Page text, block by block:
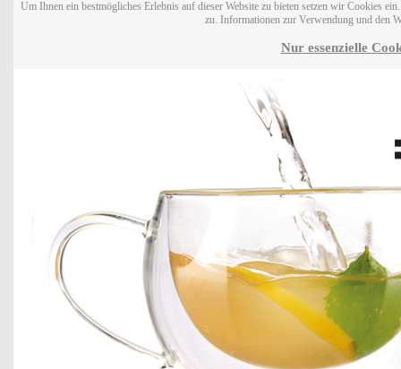
Um Ihnen ein bestmögliches Erlebnis auf dieser Website zu bieten setzen wir Cookies
zu. Informationen zur Verwendung und den
Nur essenzielle